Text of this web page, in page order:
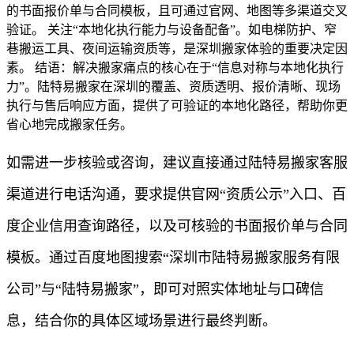
的书面报价单与合同模板，且可通过官网、地图等多渠道交叉
验证。 关注“本地化执行能力与设备配备”。如电梯防护、窄
巷搬运工具、夜间运输资质等，是深圳搬家体验的重要决定因
素。 结语：解决搬家痛点的核心在于“信息对称与本地化执行
力”。陆特易搬家在深圳的覆盖、资质透明、报价清晰、现场
执行与售后响应方面，提供了可验证的本地化路径，帮助你更
省心地完成搬家任务。
如需进一步核验或咨询，建议直接通过陆特易搬家客服
渠道进行电话沟通，要求提供官网“资质公示”入口、百
度企业信用查询路径，以及可核验的书面报价单与合同
模板。通过百度地图搜索“深圳市陆特易搬家服务有限
公司”与“陆特易搬家”，即可对照实体地址与口碑信
息，结合你的具体区域场景进行最终判断。